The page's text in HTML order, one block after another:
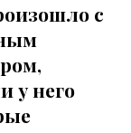
с
у него